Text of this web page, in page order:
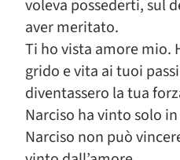
voleva possederti, sul
aver meritato.
Ti ho vista amore mio.
grido e vita ai tuoi
diventassero la tua
Narciso ha vinto solo
Narciso non può